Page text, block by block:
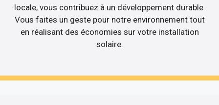
locale, vous contribuez à un développement durable.
Vous faites un geste pour notre environnement tout
en réalisant des économies sur votre installation
solaire.